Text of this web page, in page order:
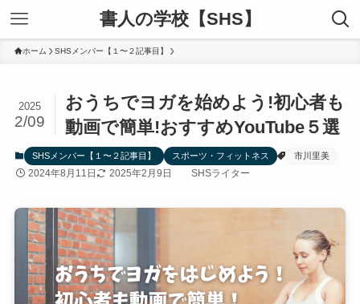
書人の学校【SHS】
ホーム SHSメンバー【１〜２記事目】
おうちでヨガを始めよう!初心者も
動画で簡単!おすすめYouTube５選
2025
2/09
SHSメンバー【１〜２記事目】 スポーツ・フィットネス 市川里美
2024年8月11日 2025年2月9日 SHSライター